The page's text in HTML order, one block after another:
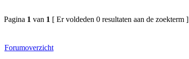
Pagina 1 van 1 [ Er voldeden 0 resultaten aan de zoekterm ]
Forumoverzicht